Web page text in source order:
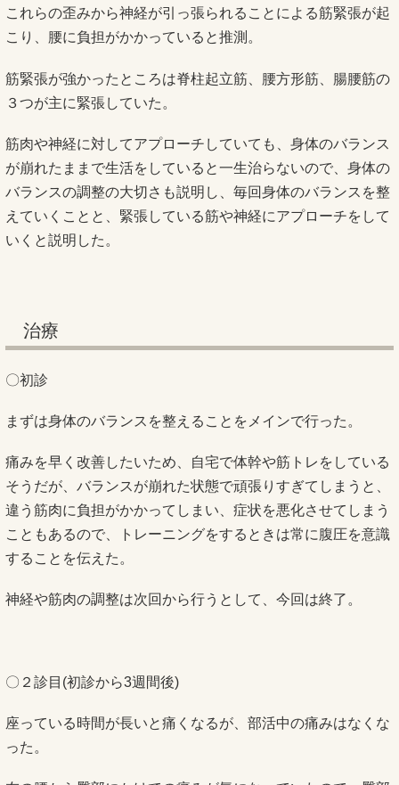
これらの歪みから神経が引っ張られることによる筋緊張が起
こり、腰に負担がかかっていると推測。
筋緊張が強かったところは脊柱起立筋、腰方形筋、腸腰筋の
３つが主に緊張していた。
筋肉や神経に対してアプローチしていても、身体のバランス
が崩れたままで生活をしていると一生治らないので、身体の
バランスの調整の大切さも説明し、毎回身体のバランスを整
えていくことと、緊張している筋や神経にアプローチをして
いくと説明した。
治療
〇初診
まずは身体のバランスを整えることをメインで行った。
痛みを早く改善したいため、自宅で体幹や筋トレをしている
そうだが、バランスが崩れた状態で頑張りすぎてしまうと、
違う筋肉に負担がかかってしまい、症状を悪化させてしまう
こともあるので、トレーニングをするときは常に腹圧を意識
することを伝えた。
神経や筋肉の調整は次回から行うとして、今回は終了。
〇２診目(初診から3週間後)
座っている時間が長いと痛くなるが、部活中の痛みはなくな
った。